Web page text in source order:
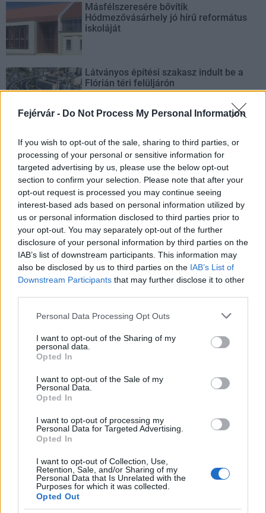
Fejérvár - Do Not Process My Personal Information
If you wish to opt-out of the sale, sharing to third parties, or
processing of your personal or sensitive information for
targeted advertising by us, please use the below opt-out
section to confirm your selection. Please note that after your
opt-out request is processed you may continue seeing
interest-based ads based on personal information utilized by
us or personal information disclosed to third parties prior to
your opt-out. You may separately opt-out of the further
disclosure of your personal information by third parties on the
IAB’s list of downstream participants. This information may
also be disclosed by us to third parties on the IAB’s List of
Downstream Participants that may further disclose it to other
Please note that this website/app uses one or more Google
not limited to your visit or usage behaviour. You may click to
grant or deny consent to Google and its third-party tags to
use your data for below specified purposes in below Google
consent section.
Personal Data Processing Opt Outs
I want to opt-out of the Sharing of my
personal data.
Opted In
I want to opt-out of the Sale of my
Personal Data.
Opted In
I want to opt-out of processing my
Personal Data for Targeted Advertising.
Opted In
I want to opt-out of Collection, Use,
Retention, Sale, and/or Sharing of my
Personal Data that Is Unrelated with the
Purposes for which it was collected.
Opted Out
Másfélszeresére bővítik
Hódmezővásárhely jó hírű református
iskoláját
Látványos építési szakasz indult be a
Flórián téri felüljárón
AJÁNLJUK MÉG
Aktuális
Paks II.: Mit jelent az 5. blokk új mérföldköve a
felülvizsgálat árnyékában?
Nagy igazolás - Sokszoros bajnok érkezik a
Fehérvárhoz